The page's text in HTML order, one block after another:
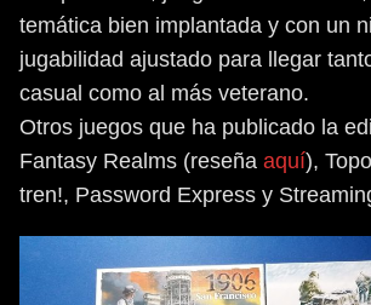
temática bien implantada y con un
jugabilidad ajustado para llegar
casual como al más veterano.
Otros juegos que ha publicado la
Fantasy Realms (reseña aquí),
tren!, Password Express y